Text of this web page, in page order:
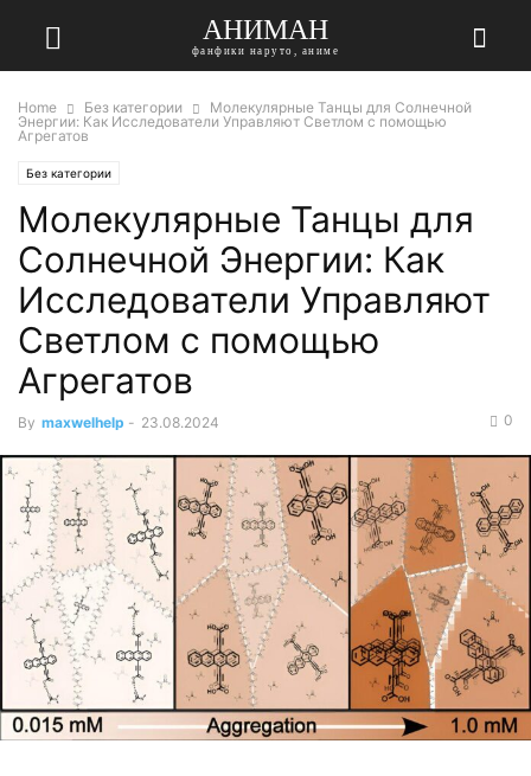
АНИМАН
фанфики наруто, аниме
Home Без категории
Молекулярные Танцы для Солнечной
Энергии: Как Исследователи Управляют Светлом с помощью
Агрегатов
Без категории
Молекулярные Танцы для
Солнечной Энергии: Как
Исследователи Управляют
Светлом с помощью
Агрегатов
By maxwelhelp - 23.08.2024 0